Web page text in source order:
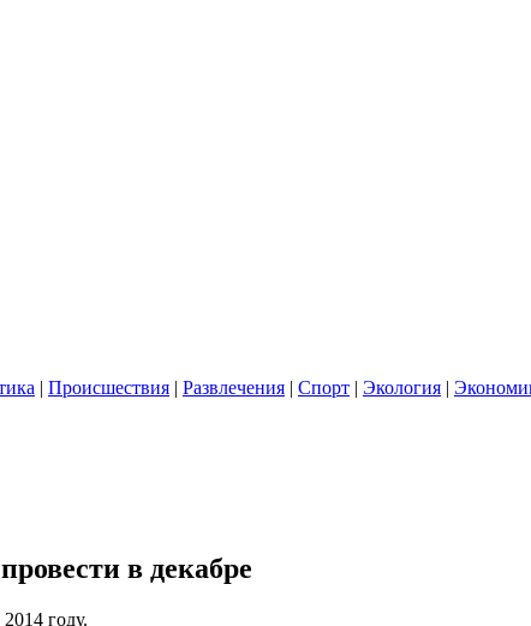
| Происшествия | Развлечения | Спорт | Экология |
в декабре
году.